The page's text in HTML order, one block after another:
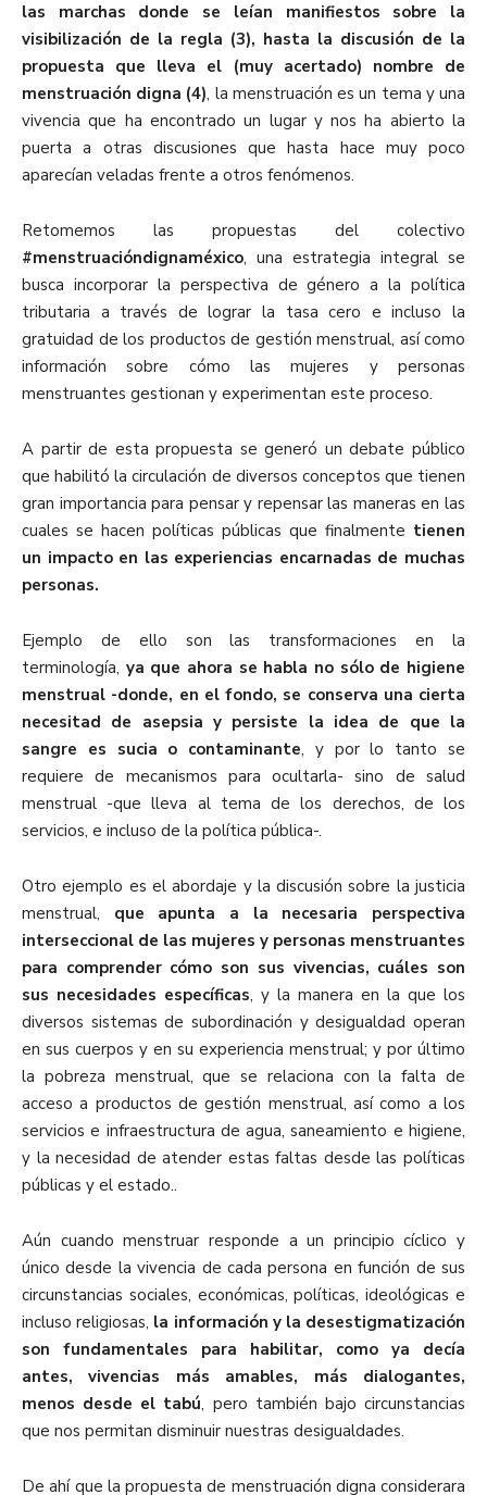
las marchas donde se leían manifiestos sobre la
visibilización de la regla (3), hasta la discusión de la
propuesta que lleva el (muy acertado) nombre de
menstruación digna (4), la menstruación es un tema y una
vivencia que ha encontrado un lugar y nos ha abierto la
puerta a otras discusiones que hasta hace muy poco
aparecían veladas frente a otros fenómenos.
Retomemos las propuestas del colectivo
#menstruacióndignaméxico, una estrategia integral se
busca incorporar la perspectiva de género a la política
tributaria a través de lograr la tasa cero e incluso la
gratuidad de los productos de gestión menstrual, así como
información sobre cómo las mujeres y personas
menstruantes gestionan y experimentan este proceso.
A partir de esta propuesta se generó un debate público
que habilitó la circulación de diversos conceptos que tienen
gran importancia para pensar y repensar las maneras en las
cuales se hacen políticas públicas que finalmente tienen
un impacto en las experiencias encarnadas de muchas
personas.
Ejemplo de ello son las transformaciones en la
terminología, ya que ahora se habla no sólo de higiene
menstrual -donde, en el fondo, se conserva una cierta
necesitad de asepsia y persiste la idea de que la
sangre es sucia o contaminante, y por lo tanto se
requiere de mecanismos para ocultarla- sino de salud
menstrual -que lleva al tema de los derechos, de los
servicios, e incluso de la política pública-.
Otro ejemplo es el abordaje y la discusión sobre la justicia
menstrual, que apunta a la necesaria perspectiva
interseccional de las mujeres y personas menstruantes
para comprender cómo son sus vivencias, cuáles son
sus necesidades específicas, y la manera en la que los
diversos sistemas de subordinación y desigualdad operan
en sus cuerpos y en su experiencia menstrual; y por último
la pobreza menstrual, que se relaciona con la falta de
acceso a productos de gestión menstrual, así como a los
servicios e infraestructura de agua, saneamiento e higiene,
y la necesidad de atender estas faltas desde las políticas
públicas y el estado..
Aún cuando menstruar responde a un principio cíclico y
único desde la vivencia de cada persona en función de sus
circunstancias sociales, económicas, políticas, ideológicas e
incluso religiosas, la información y la desestigmatización
son fundamentales para habilitar, como ya decía
antes, vivencias más amables, más dialogantes,
menos desde el tabú, pero también bajo circunstancias
que nos permitan disminuir nuestras desigualdades.
De ahí que la propuesta de menstruación digna considerara